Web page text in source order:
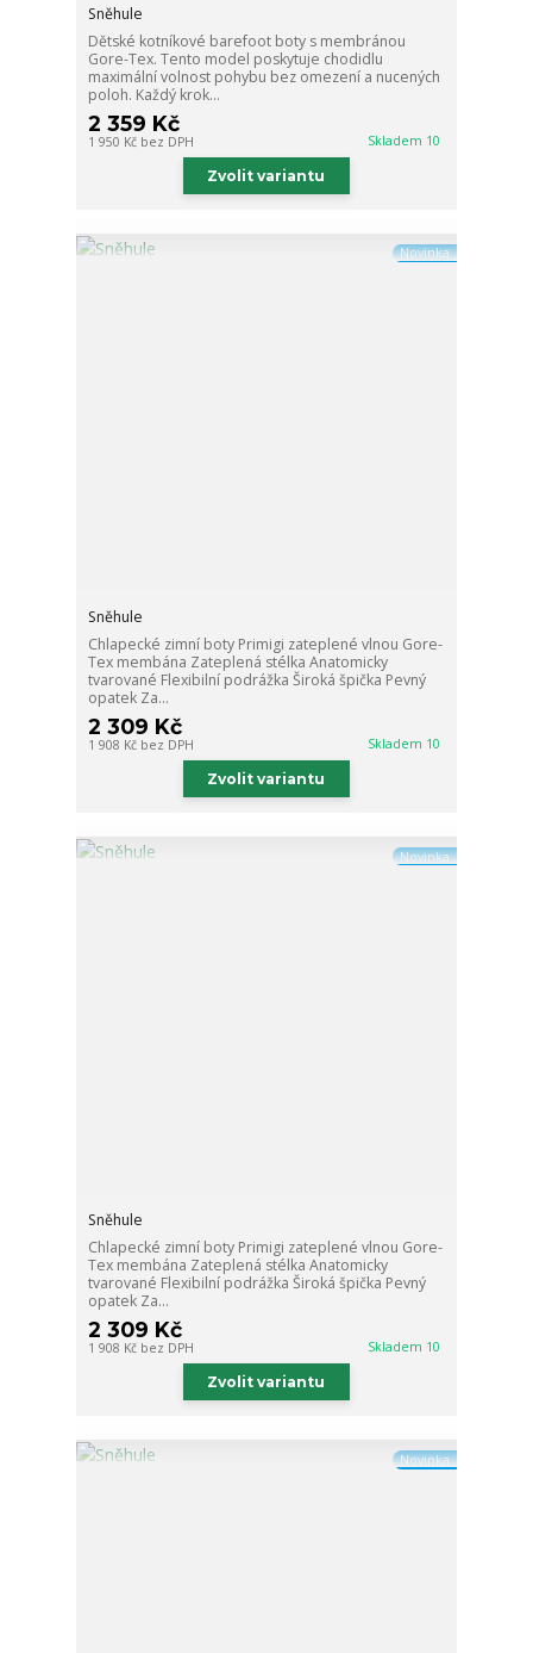
Sněhule
Dětské kotníkové barefoot boty s membránou
Gore-Tex. Tento model poskytuje chodidlu
maximální volnost pohybu bez omezení a nucených
poloh. Každý krok...
2 359 Kč
1 950 Kč bez DPH Skladem 10
Zvolit variantu
Novinka
Sněhule
Chlapecké zimní boty Primigi zateplené vlnou Gore-
Tex membána Zateplená stélka Anatomicky
tvarované Flexibilní podrážka Široká špička Pevný
opatek Za...
2 309 Kč
1 908 Kč bez DPH Skladem 10
Zvolit variantu
Novinka
Sněhule
Chlapecké zimní boty Primigi zateplené vlnou Gore-
Tex membána Zateplená stélka Anatomicky
tvarované Flexibilní podrážka Široká špička Pevný
opatek Za...
2 309 Kč
1 908 Kč bez DPH Skladem 10
Zvolit variantu
Novinka